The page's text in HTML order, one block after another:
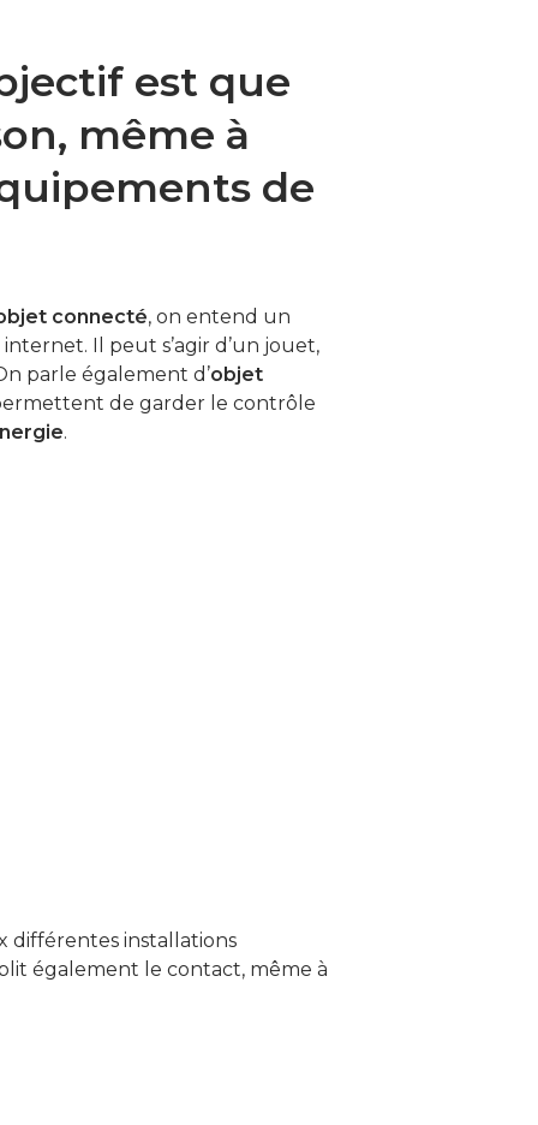
est que
même à
de
connecté, on entend un
Il peut s’agir d’un jouet,
parle également d’objet
de garder le contrôle
.
différentes installations
également le contact, même à